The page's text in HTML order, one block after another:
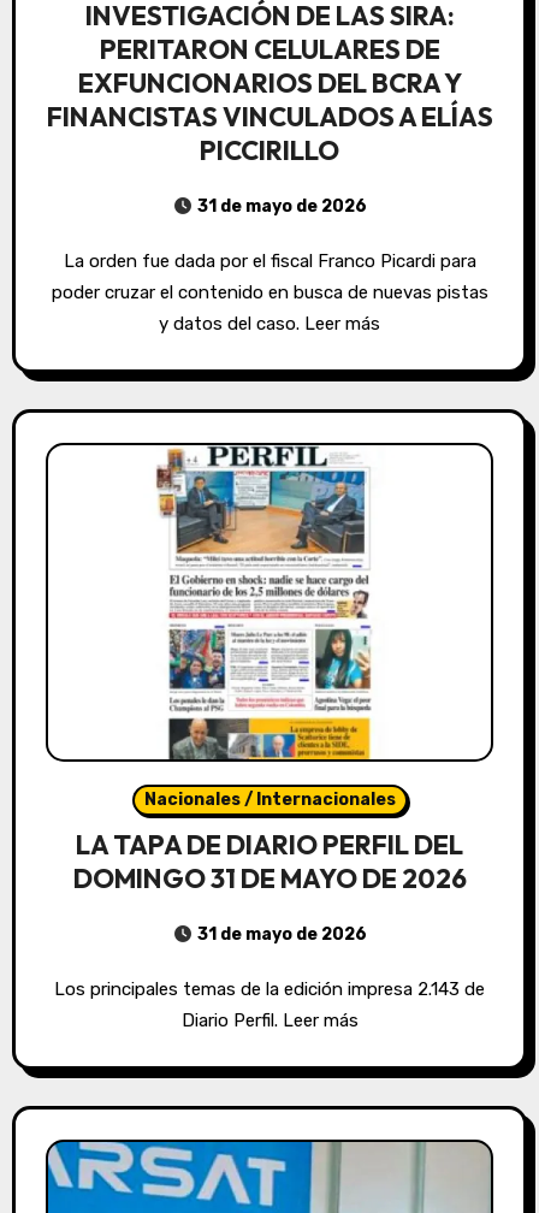
INVESTIGACIÓN DE LAS SIRA:
PERITARON CELULARES DE
EXFUNCIONARIOS DEL BCRA Y
FINANCISTAS VINCULADOS A ELÍAS
PICCIRILLO
31 de mayo de 2026
La orden fue dada por el fiscal Franco Picardi para
poder cruzar el contenido en busca de nuevas pistas
y datos del caso. Leer más
Nacionales / Internacionales
LA TAPA DE DIARIO PERFIL DEL
DOMINGO 31 DE MAYO DE 2026
31 de mayo de 2026
Los principales temas de la edición impresa 2.143 de
Diario Perfil. Leer más